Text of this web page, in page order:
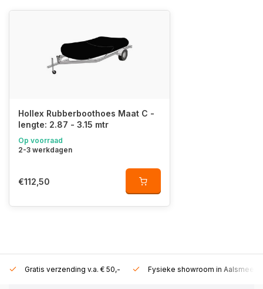
Hollex Rubberboothoes Maat C -
lengte: 2.87 - 3.15 mtr
Op voorraad
2-3 werkdagen
€112,50
Gratis verzending v.a. € 50,- Fysieke showroom in Aalsmeer!